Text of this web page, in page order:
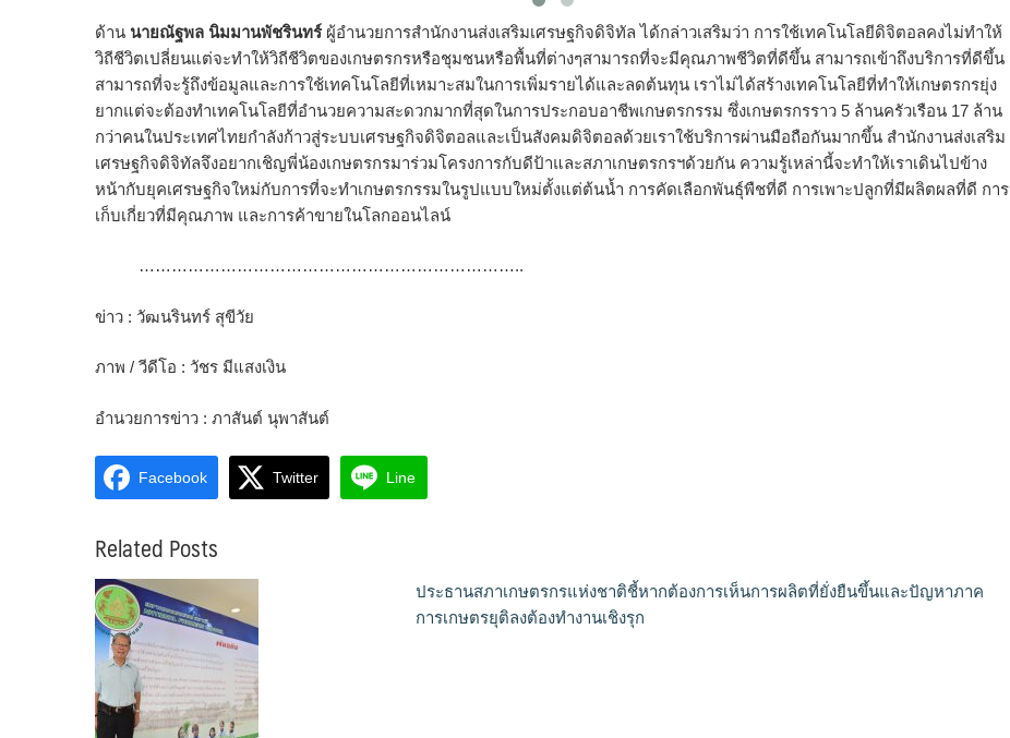
ด้าน นายณัฐพล นิมมานพัชรินทร์ ผู้อำนวยการสำนักงานส่งเสริมเศรษฐกิจดิจิทัล ได้กล่าวเสริมว่า การใช้เทคโนโลยีดิจิตอลคงไม่ทำให้
วิถีชีวิตเปลี่ยนแต่จะทำให้วิถีชีวิตของเกษตรกรหรือชุมชนหรือพื้นที่ต่างๆสามารถที่จะมีคุณภาพชีวิตที่ดีขึ้น สามารถเข้าถึงบริการที่ดีขึ้น
สามารถที่จะรู้ถึงข้อมูลและการใช้เทคโนโลยีที่เหมาะสมในการเพิ่มรายได้และลดต้นทุน เราไม่ได้สร้างเทคโนโลยีที่ทำให้เกษตรกรยุ่ง
ยากแต่จะต้องทำเทคโนโลยีที่อำนวยความสะดวกมากที่สุดในการประกอบอาชีพเกษตรกรรม ซึ่งเกษตรกรราว 5 ล้านครัวเรือน 17 ล้าน
กว่าคนในประเทศไทยกำลังก้าวสู่ระบบเศรษฐกิจดิจิตอลและเป็นสังคมดิจิตอลด้วยเราใช้บริการผ่านมือถือกันมากขึ้น สำนักงานส่งเสริม
เศรษฐกิจดิจิทัลจึงอยากเชิญพี่น้องเกษตรกรมาร่วมโครงการกับดีป้าและสภาเกษตรกรฯด้วยกัน ความรู้เหล่านี้จะทำให้เราเดินไปข้าง
หน้ากับยุคเศรษฐกิจใหม่กับการที่จะทำเกษตรกรรมในรูปแบบใหม่ตั้งแต่ต้นน้ำ การคัดเลือกพันธุ์พืชที่ดี การเพาะปลูกที่มีผลิตผลที่ดี การ
เก็บเกี่ยวที่มีคุณภาพ และการค้าขายในโลกออนไลน์
……………………………………………………………..
ข่าว : วัฒนรินทร์ สุขีวัย
ภาพ / วีดีโอ : วัชร มีแสงเงิน
อำนวยการข่าว : ภาสันต์ นุพาสันต์
Facebook Twitter Line
Related Posts
ประธานสภาเกษตรกรแห่งชาติชี้หากต้องการเห็นการผลิตที่ยั่งยืนขึ้นและปัญหาภาค
การเกษตรยุติลงต้องทำงานเชิงรุก